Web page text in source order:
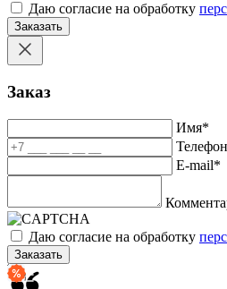
Даю согласие на обработку
Заказать
Заказ
Имя*
Телефон
E-mail*
Даю согласие на обработку
Заказать